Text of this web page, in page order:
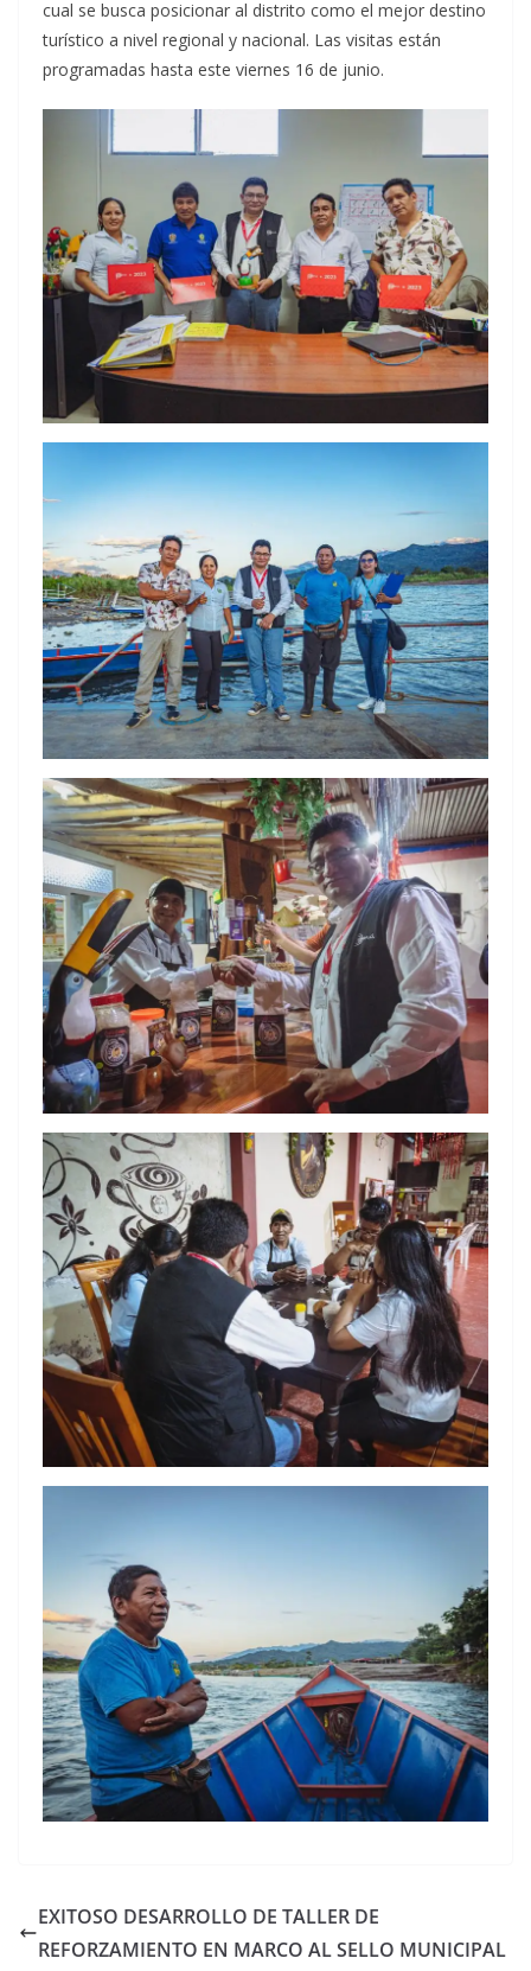
cual se busca posicionar al distrito como el mejor destino
turístico a nivel regional y nacional. Las visitas están
programadas hasta este viernes 16 de junio.
EXITOSO DESARROLLO DE TALLER DE
REFORZAMIENTO EN MARCO AL SELLO MUNICIPAL